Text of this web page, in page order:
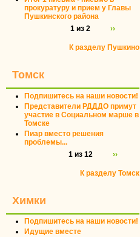
прокуратуру и прием у Главы
Пушкинского района
1 из 2
››
К разделу Пушкино
Томск
Подпишитесь на наши новости!
Представители РДДДО примут
участие в Социальном марше в
Томске
Пиар вместо решения
проблемы...
1 из 12
››
К разделу Томск
Химки
Подпишитесь на наши новости!
Идущие вместе